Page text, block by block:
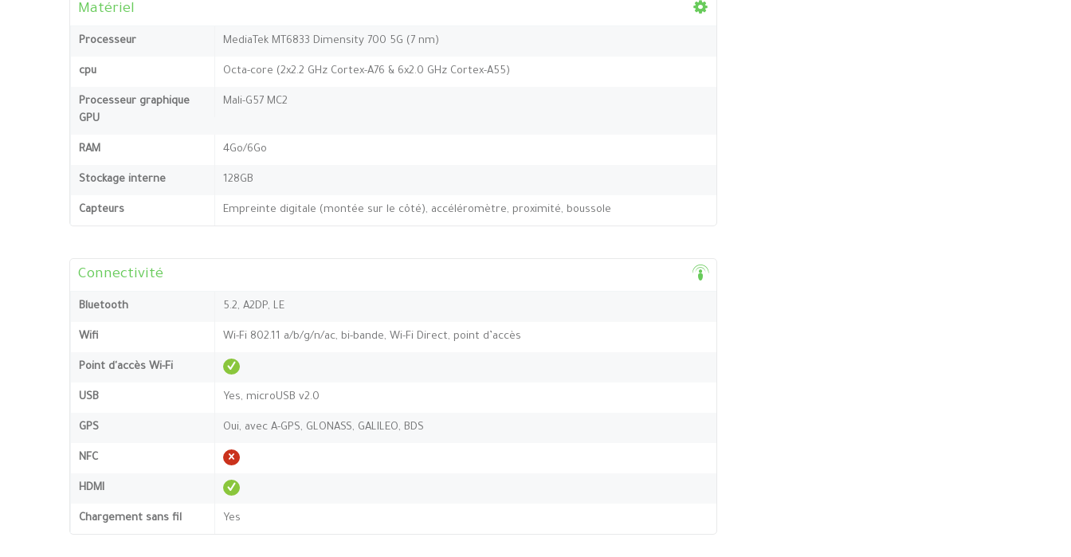
Matériel
Processeur MediaTek MT6833 Dimensity 700 5G (7 nm)
cpu Octa-core (2x2.2 GHz Cortex-A76 & 6x2.0 GHz Cortex-A55)
Processeur graphique
GPU
Mali-G57 MC2
RAM 4Go/6Go
Stockage interne 128GB
Capteurs Empreinte digitale (montée sur le côté), accéléromètre, proximité, boussole
Connectivité
Bluetooth 5.2, A2DP, LE
Wifi Wi-Fi 802.11 a/b/g/n/ac, bi-bande, Wi-Fi Direct, point d’accès
Point d'accès Wi-Fi
USB Yes, microUSB v2.0
GPS Oui, avec A-GPS, GLONASS, GALILEO, BDS
NFC
HDMI
Chargement sans fil Yes